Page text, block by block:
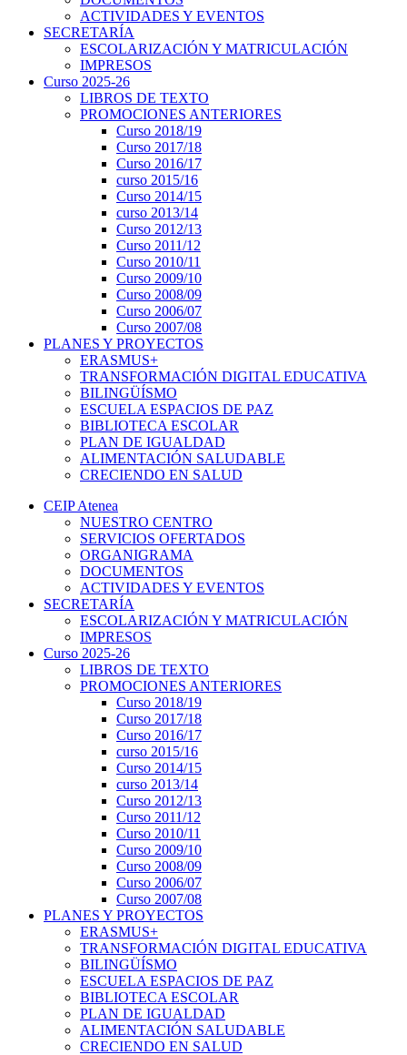
ACTIVIDADES Y EVENTOS
SECRETARÍA
ESCOLARIZACIÓN Y MATRICULACIÓN
IMPRESOS
Curso 2025-26
LIBROS DE TEXTO
PROMOCIONES ANTERIORES
Curso 2018/19
Curso 2017/18
Curso 2016/17
curso 2015/16
Curso 2014/15
curso 2013/14
Curso 2012/13
Curso 2011/12
Curso 2010/11
Curso 2009/10
Curso 2008/09
Curso 2006/07
Curso 2007/08
PLANES Y PROYECTOS
ERASMUS+
TRANSFORMACIÓN DIGITAL EDUCATIVA
BILINGÜÍSMO
ESCUELA ESPACIOS DE PAZ
BIBLIOTECA ESCOLAR
PLAN DE IGUALDAD
ALIMENTACIÓN SALUDABLE
CRECIENDO EN SALUD
CEIP Atenea
NUESTRO CENTRO
SERVICIOS OFERTADOS
ORGANIGRAMA
DOCUMENTOS
ACTIVIDADES Y EVENTOS
SECRETARÍA
ESCOLARIZACIÓN Y MATRICULACIÓN
IMPRESOS
Curso 2025-26
LIBROS DE TEXTO
PROMOCIONES ANTERIORES
Curso 2018/19
Curso 2017/18
Curso 2016/17
curso 2015/16
Curso 2014/15
curso 2013/14
Curso 2012/13
Curso 2011/12
Curso 2010/11
Curso 2009/10
Curso 2008/09
Curso 2006/07
Curso 2007/08
PLANES Y PROYECTOS
ERASMUS+
TRANSFORMACIÓN DIGITAL EDUCATIVA
BILINGÜÍSMO
ESCUELA ESPACIOS DE PAZ
BIBLIOTECA ESCOLAR
PLAN DE IGUALDAD
ALIMENTACIÓN SALUDABLE
CRECIENDO EN SALUD